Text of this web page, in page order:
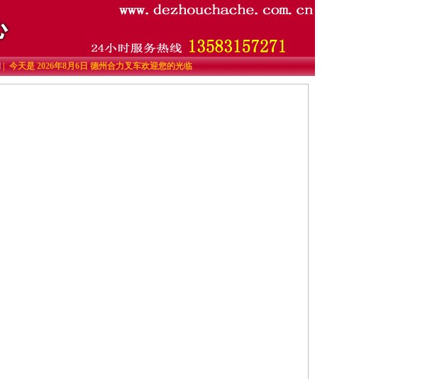
| 今天是 2026年8月6日 德州合力叉车欢迎您的光临